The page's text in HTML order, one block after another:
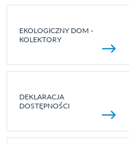
EKOLOGICZNY DOM -
KOLEKTORY
DEKLARACJA
DOSTĘPNOŚCI